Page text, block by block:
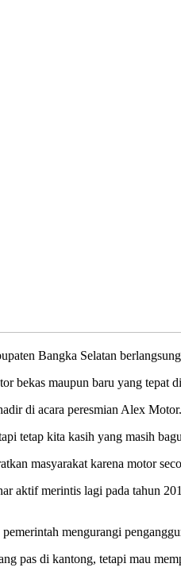
Bangka Selatan
bekas maupun baru yang tepat
di acara peresmian Alex Motor.
tetap kita kasih yang masih
masyarakat karena motor
aktif merintis lagi pada tahun
mengurangi
pas di kantong, tetapi mau